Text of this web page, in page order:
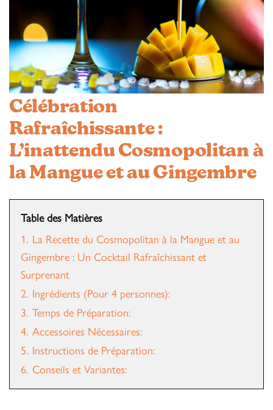
Célébration
Rafraîchissante :
L’inattendu Cosmopolitan à
la Mangue et au Gingembre
Table des Matières
1. La Recette du Cosmopolitan à la Mangue et au
Gingembre : Un Cocktail Rafraîchissant et
Surprenant
2. Ingrédients (Pour 4 personnes):
3. Temps de Préparation:
4. Accessoires Nécessaires:
5. Instructions de Préparation:
6. Conseils et Variantes: